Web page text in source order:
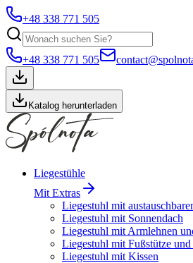
+48 338 771 505
+48 338 771 505
Katalog herunterladen
Liegestühle
Mit Extras
Liegestuhl mit
Liegestuhl mit Sonnendach
Liegestuhl mit Armlehnen
Liegestuhl mit Fußstütze
Liegestuhl mit Kissen